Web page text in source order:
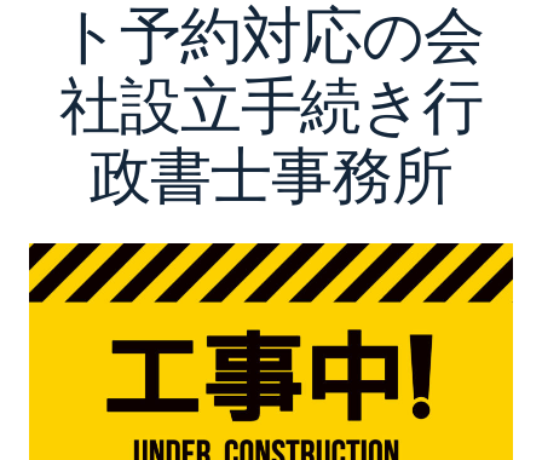
ト予約対応の会
社設立手続き行
政書士事務所